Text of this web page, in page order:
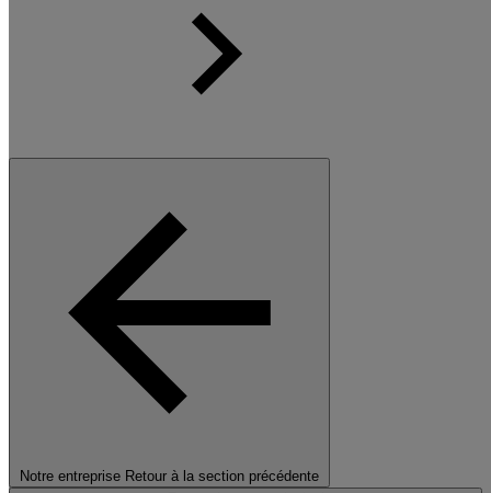
Notre entreprise Retour à la section précédente